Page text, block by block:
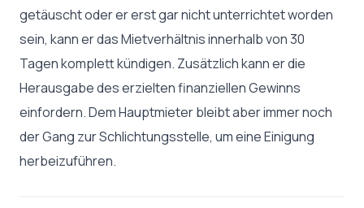
getäuscht oder er erst gar nicht unterrichtet worden
sein, kann er das Mietverhältnis innerhalb von 30
Tagen komplett kündigen. Zusätzlich kann er die
Herausgabe des erzielten finanziellen Gewinns
einfordern. Dem Hauptmieter bleibt aber immer noch
der Gang zur Schlichtungsstelle, um eine Einigung
herbeizuführen.